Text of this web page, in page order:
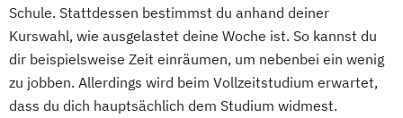
Schule. Stattdessen bestimmst du anhand deiner
Kurswahl, wie ausgelastet deine Woche ist. So kannst du
dir beispielsweise Zeit einräumen, um nebenbei ein wenig
zu jobben. Allerdings wird beim Vollzeitstudium erwartet,
dass du dich hauptsächlich dem Studium widmest.